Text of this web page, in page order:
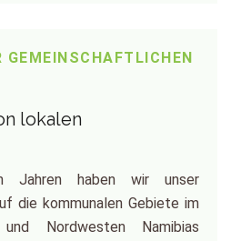
GEMEINSCHAFTLICHEN
lokalen
Jahren haben wir unser
die kommunalen Gebiete im
Nordwesten Namibias